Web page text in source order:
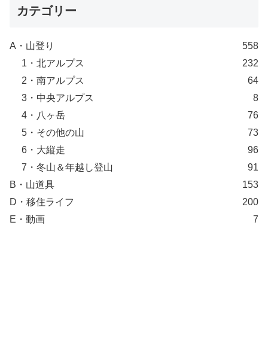
カテゴリー
A・山登り
558
1・北アルプス
232
2・南アルプス
64
3・中央アルプス
8
4・八ヶ岳
76
5・その他の山
73
6・大縦走
96
7・冬山＆年越し登山
91
B・山道具
153
D・移住ライフ
200
E・動画
7